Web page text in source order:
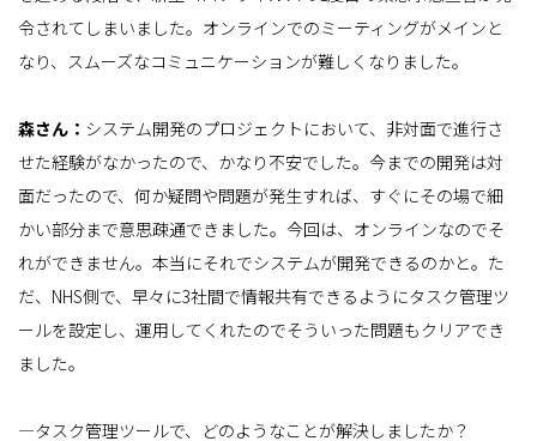
令されてしまいました。オンラインでのミーティングがメインと
なり、スムーズなコミュニケーションが難しくなりました。
森さん： システム開発のプロジェクトにおいて、非対面で進行さ
せた経験がなかったので、かなり不安でした。今までの開発は対
面だったので、何か疑問や問題が発生すれば、すぐにその場で細
かい部分まで意思疎通できました。今回は、オンラインなのでそ
れができません。本当にそれでシステムが開発できるのかと。た
だ、NHS側で、早々に3社間で情報共有できるようにタスク管理ツ
ールを設定し、運用してくれたのでそういった問題もクリアでき
ました。
―タスク管理ツールで、どのようなことが解決しましたか？